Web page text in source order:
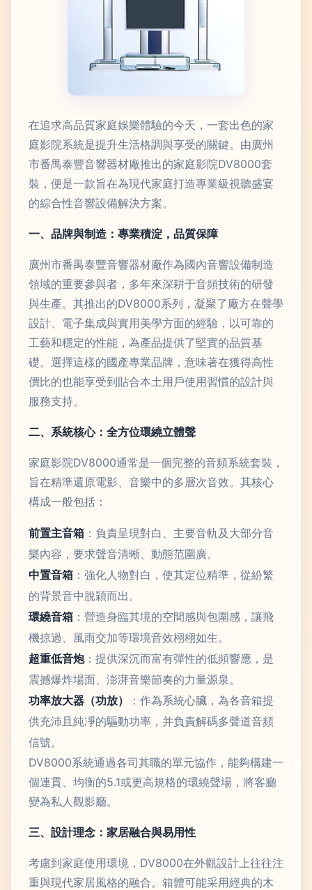
在追求高品質家庭娛樂體驗的今天，一套出色的家
庭影院系統是提升生活格調與享受的關鍵。由廣州
市番禺泰豐音響器材廠推出的家庭影院DV8000套
裝，便是一款旨在為現代家庭打造專業級視聽盛宴
的綜合性音響設備解決方案。
一、品牌與制造：專業積淀，品質保障
廣州市番禺泰豐音響器材廠作為國內音響設備制造
領域的重要參與者，多年來深耕于音頻技術的研發
與生產。其推出的DV8000系列，凝聚了廠方在聲學
設計、電子集成與實用美學方面的經驗，以可靠的
工藝和穩定的性能，為產品提供了堅實的品質基
礎。選擇這樣的國產專業品牌，意味著在獲得高性
價比的也能享受到貼合本土用戶使用習慣的設計與
服務支持。
二、系統核心：全方位環繞立體聲
家庭影院DV8000通常是一個完整的音頻系統套裝，
旨在精準還原電影、音樂中的多層次音效。其核心
構成一般包括：
前置主音箱 ：負責呈現對白、主要音軌及大部分音
樂內容，要求聲音清晰、動態范圍廣。
中置音箱 ：強化人物對白，使其定位精準，從紛繁
的背景音中脫穎而出。
環繞音箱 ：營造身臨其境的空間感與包圍感，讓飛
機掠過、風雨交加等環境音效栩栩如生。
超重低音炮：提供深沉而富有彈性的低頻響應，是
震撼爆炸場面、澎湃音樂節奏的力量源泉。
功率放大器（功放）
：作為系統心臟，為各音箱提
供充沛且純凈的驅動功率，并負責解碼多聲道音頻
信號。
DV8000系統通過各司其職的單元協作，能夠構建一
個連貫、均衡的5.1或更高規格的環繞聲場，將客廳
變為私人觀影廳。
三、設計理念：家居融合與易用性
考慮到家庭使用環境，DV8000在外觀設計上往往注
重與現代家居風格的融合。箱體可能采用經典的木